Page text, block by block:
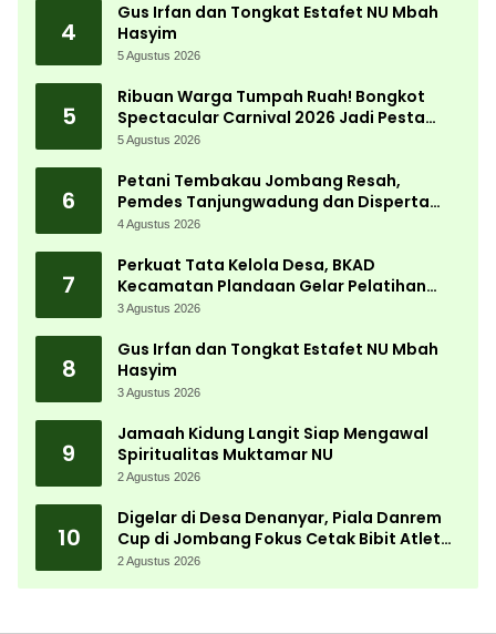
4
Gus Irfan dan Tongkat Estafet NU Mbah
Hasyim
5 Agustus 2026
5
Ribuan Warga Tumpah Ruah! Bongkot
Spectacular Carnival 2026 Jadi Pesta
Kemerdekaan Terbesar di Peterongan
5 Agustus 2026
6
Petani Tembakau Jombang Resah,
Pemdes Tanjungwadung dan Disperta
Bergerak Cepat
4 Agustus 2026
7
Perkuat Tata Kelola Desa, BKAD
Kecamatan Plandaan Gelar Pelatihan
Aparatur Pemdes
3 Agustus 2026
8
Gus Irfan dan Tongkat Estafet NU Mbah
Hasyim
3 Agustus 2026
9
Jamaah Kidung Langit Siap Mengawal
Spiritualitas Muktamar NU
2 Agustus 2026
10
Digelar di Desa Denanyar, Piala Danrem
Cup di Jombang Fokus Cetak Bibit Atlet
Menembak Berprestasi
2 Agustus 2026